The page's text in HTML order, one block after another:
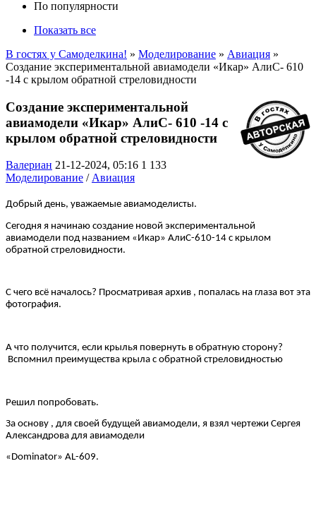
По популярности
Показать все
В гостях у Самоделкина! » Моделирование » Авиация »
Создание экспериментальной авиамодели «Икар» АлиС- 610
-14 с крылом обратной стреловидности
Создание экспериментальной
авиамодели «Икар» АлиС- 610 -14 с
крылом обратной стреловидности
Валериан 21-12-2024, 05:16 1 133
Моделирование /Авиация
Добрый день, уважаемые авиамоделисты.
Сегодня я начинаю создание новой экспериментальной
авиамодели под названием «Икар» АлиС-610-14 с крылом
обратной стреловидности.
C чего всё началось? Просматривая архив , попалась на глаза вот эта
фотография.
А что получится, если крылья повернуть в обратную сторону?
Вспомнил преимущества крыла с обратной стреловидностью
Решил попробовать.
За основу , для своей будущей авиамодели, я взял чертежи Сергея
Александрова для авиамодели
«Dominator» AL-609.